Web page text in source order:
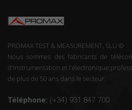
PROMAX TEST & MEASUREMENT, SLU ©
Nous sommes des fabricants de
d'instrumentation et l'électronique
de plus de 50 ans dans le secteur.
Téléphone: (+34) 931 847 700